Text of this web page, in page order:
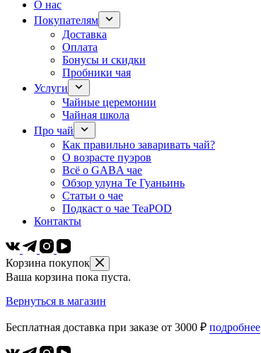
О нас
Покупателям
Доставка
Оплата
Бонусы и скидки
Пробники чая
Услуги
Чайные церемонии
Чайная школа
Про чай
Как правильно заваривать чай?
О возрасте пуэров
Всё о GABA чае
Обзор улуна Те Гуаньинь
Статьи о чае
Подкаст о чае TeaPOD
Контакты
Корзина покупок
Ваша корзина пока пуста.
Вернуться в магазин
Бесплатная доставка при заказе от 3000 ₽ подробнее